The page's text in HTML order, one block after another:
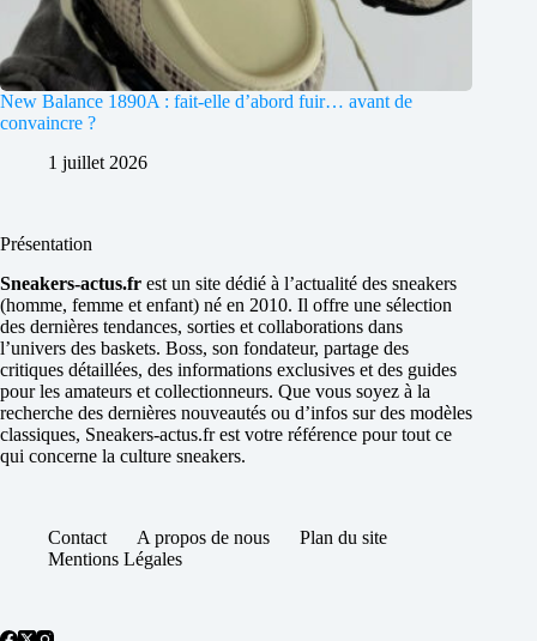
New Balance 1890A : fait-elle d’abord fuir… avant de
convaincre ?
1 juillet 2026
Présentation
Sneakers-actus.fr est un site dédié à l’actualité des sneakers
(homme, femme et enfant) né en 2010. Il offre une sélection
des dernières tendances, sorties et collaborations dans
l’univers des baskets. Boss, son fondateur, partage des
critiques détaillées, des informations exclusives et des guides
pour les amateurs et collectionneurs. Que vous soyez à la
recherche des dernières nouveautés ou d’infos sur des modèles
classiques, Sneakers-actus.fr est votre référence pour tout ce
qui concerne la culture sneakers.
Contact A propos de nous
Plan du site
Mentions Légales